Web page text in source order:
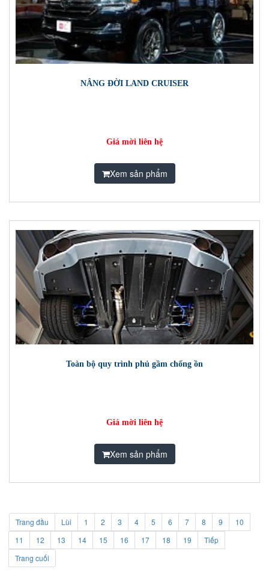
NÂNG ĐỜI LAND CRUISER
Giá mời liên hệ
Xem sản phẩm
Toàn bộ quy trình phủ gầm chống ồn
Giá mời liên hệ
Xem sản phẩm
Trang đầu Lùi 1 2 3 4 5 6 7 8 9
10
11
12 13 14 15 16 17 18 19
Tiếp
Trang cuối